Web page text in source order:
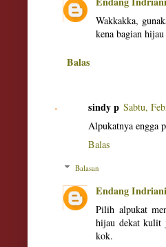
Wakkakka,
kena bagian
Balas
sindy p Sabtu,
Alpukatnya engga
Balas
Balasan
Endang Indriani
Pilih alpukat
hijau dekat kulit
kok.